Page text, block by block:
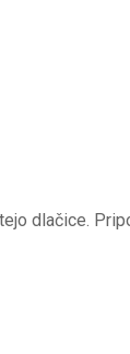
dlačice.